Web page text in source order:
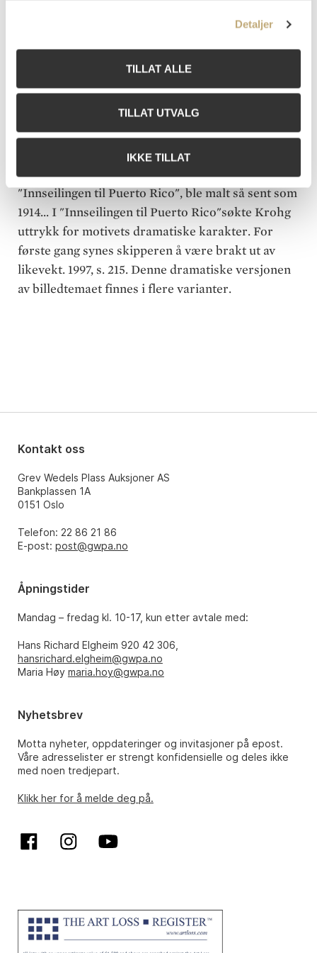
Detaljer
TILLAT ALLE
TILLAT UTVALG
IKKE TILLAT
dramatiske. I 1893 tok han temaet opp med ny
sittende, han støtter draftet med høyre arm, fører
tommelfingeren opp mot munnen og holder
draftrullen med sin utstrakte venstre hånd. Også
av denne 1893-versjonen finnes det en rekke
replikker og varianter. Den mest kjente varianten,
"Innseilingen til Puerto Rico", ble malt så sent som
1914... I "Innseilingen til Puerto Rico"søkte Krohg
uttrykk for motivets dramatiske karakter. For
første gang synes skipperen å være brakt ut av
likevekt. 1997, s. 215. Denne dramatiske versjonen
av billedtemaet finnes i flere varianter.
Kontakt oss
Grev Wedels Plass Auksjoner AS
Bankplassen 1A
0151 Oslo
Telefon: 22 86 21 86
E-post: post@gwpa.no
Åpningstider
Mandag – fredag kl. 10-17, kun etter avtale med:
Hans Richard Elgheim 920 42 306,
hansrichard.elgheim@gwpa.no
Maria Høy maria.hoy@gwpa.no
Nyhetsbrev
Motta nyheter, oppdateringer og invitasjoner på epost.
Våre adresselister er strengt konfidensielle og deles ikke
med noen tredjepart.
Klikk her for å melde deg på.